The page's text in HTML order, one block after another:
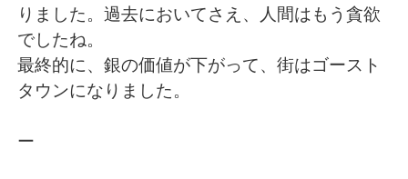
Français Deutsch
日本語 한국어
りました。過去においてさえ、人間はもう貪欲
でしたね。
最終的に、銀の価値が下がって、街はゴースト
タウンになりました。
ー